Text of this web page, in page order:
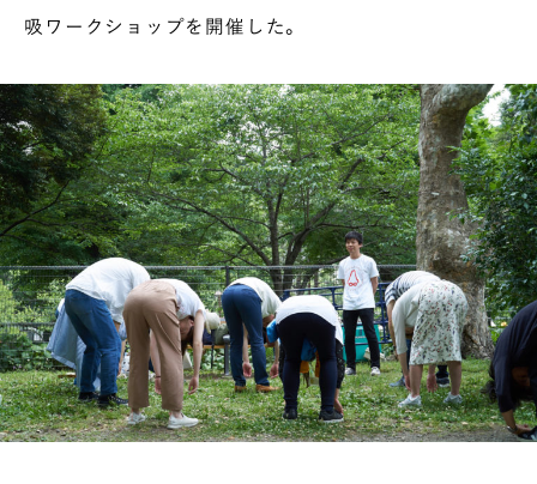
吸ワークショップを開催した。